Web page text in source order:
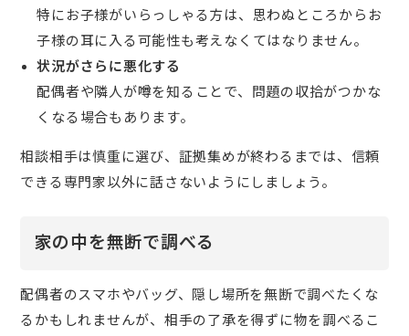
特にお子様がいらっしゃる方は、思わぬところからお
子様の耳に入る可能性も考えなくてはなりません。
状況がさらに悪化する
配偶者や隣人が噂を知ることで、問題の収拾がつかな
くなる場合もあります。
相談相手は慎重に選び、証拠集めが終わるまでは、信頼
できる専門家以外に話さないようにしましょう。
家の中を無断で調べる
配偶者のスマホやバッグ、隠し場所を無断で調べたくな
るかもしれませんが、相手の了承を得ずに物を調べるこ